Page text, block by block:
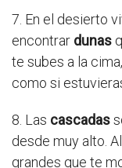
7. En el desierto
encontrar dunas
te subes a la
como si
8. Las cascadas
desde muy alto.
grandes que te